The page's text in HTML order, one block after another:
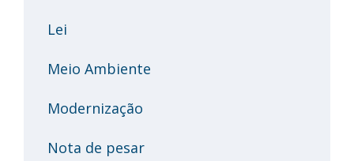
Lei
Meio Ambiente
Modernização
Nota de pesar